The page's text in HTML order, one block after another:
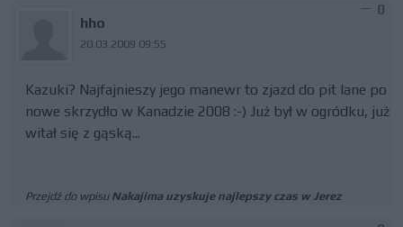
hho
20.03.2009 09:55
0
Kazuki? Najfajnieszy jego manewr to zjazd do pit lane po
nowe skrzydło w Kanadzie 2008 :-) Już był w ogródku, już
witał się z gąską...
Przejdź do wpisu Nakajima uzyskuje najlepszy czas w Jerez